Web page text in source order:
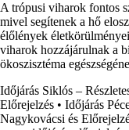
A trópusi viharok fontos
mivel segítenek a hő
élőlények
viharok hozzájárulnak a
ökoszisztéma
Időjárás Siklós –
Előrejelzés • Időjárás
Nagykovácsi és